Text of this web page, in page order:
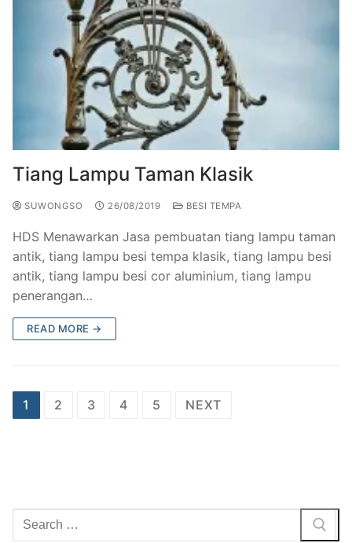
Tiang Lampu Taman Klasik
SUWONGSO 26/08/2019 BESI TEMPA
HDS Menawarkan Jasa pembuatan tiang lampu taman
antik, tiang lampu besi tempa klasik, tiang lampu besi
antik, tiang lampu besi cor aluminium, tiang lampu
penerangan…
READ MORE →
1 2 3 4 5 NEXT